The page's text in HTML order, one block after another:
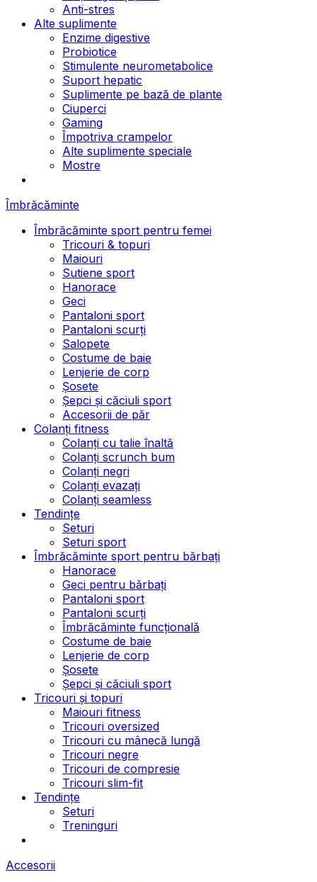
Anti-stres
Alte suplimente
Enzime digestive
Probiotice
Stimulente neurometabolice
Suport hepatic
Suplimente pe bază de plante
Ciuperci
Gaming
Împotriva crampelor
Alte suplimente speciale
Mostre
Îmbrăcăminte
Îmbrăcăminte sport pentru femei
Tricouri & topuri
Maiouri
Sutiene sport
Hanorace
Geci
Pantaloni sport
Pantaloni scurți
Salopete
Costume de baie
Lenjerie de corp
Șosete
Șepci și căciuli sport
Accesorii de păr
Colanți fitness
Colanți cu talie înaltă
Colanți scrunch bum
Colanți negri
Colanți evazați
Colanți seamless
Tendințe
Seturi
Seturi sport
Îmbrăcăminte sport pentru bărbați
Hanorace
Geci pentru bărbați
Pantaloni sport
Pantaloni scurți
Îmbrăcăminte funcțională
Costume de baie
Lenjerie de corp
Șosete
Șepci și căciuli sport
Tricouri și topuri
Maiouri fitness
Tricouri oversized
Tricouri cu mânecă lungă
Tricouri negre
Tricouri de compresie
Tricouri slim-fit
Tendințe
Seturi
Treninguri
Accesorii